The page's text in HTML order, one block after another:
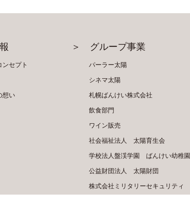
ンセプト
想い
＞ グループ事業
パーラー太陽
シネマ太陽
札幌ばんけい株式会社
飲食部門
ワイン販売
社会福祉法人太陽育生会
学校法人盤渓学園 ばんけい幼稚園
公益財団法人太陽財団
株式会社 ミリタリーセキュリティ